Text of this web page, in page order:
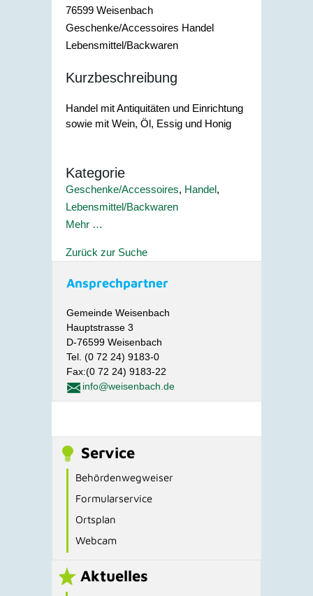
76599 Weisenbach
Geschenke/Accessoires Handel
Lebensmittel/Backwaren
Kurzbeschreibung
Handel mit Antiquitäten und Einrichtung
sowie mit Wein, Öl, Essig und Honig
Kategorie
Geschenke/Accessoires, Handel,
Lebensmittel/Backwaren
Mehr …
Zurück zur Suche
Ansprechpartner
Gemeinde Weisenbach
Hauptstrasse 3
D-76599 Weisenbach
Tel. (0 72 24) 9183-0
Fax:(0 72 24) 9183-22
info@weisenbach.de
Service
Behördenwegweiser
Formularservice
Ortsplan
Webcam
Aktuelles